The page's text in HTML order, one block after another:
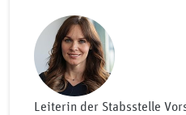
Leiterin der Stabsstelle